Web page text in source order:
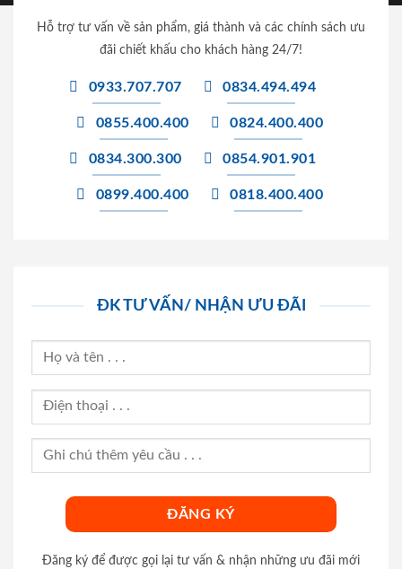
Hỗ trợ tư vấn về sản phẩm, giá thành và các chính sách ưu
đãi chiết khấu cho khách hàng 24/7!
0933.707.707 0834.494.494
0855.400.400 0824.400.400
0834.300.300 0854.901.901
0899.400.400 0818.400.400
ĐK TƯ VẤN/ NHẬN ƯU ĐÃI
Đăng ký để được gọi lại tư vấn & nhận những ưu đãi mới